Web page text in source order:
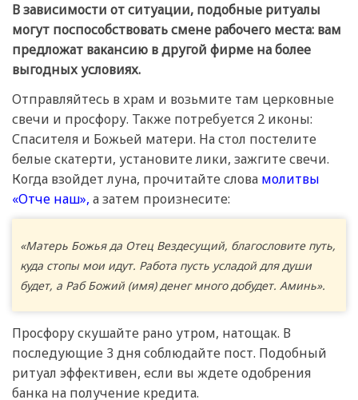
В зависимости от ситуации, подобные ритуалы
могут поспособствовать смене рабочего места: вам
предложат вакансию в другой фирме на более
выгодных условиях.
Отправляйтесь в храм и возьмите там церковные
свечи и просфору. Также потребуется 2 иконы:
Спасителя и Божьей матери. На стол постелите
белые скатерти, установите лики, зажгите свечи.
Когда взойдет луна, прочитайте слова молитвы
«Отче наш», а затем произнесите:
«Матерь Божья да Отец Вездесущий, благословите путь,
куда стопы мои идут. Работа пусть усладой для души
будет, а Раб Божий (имя) денег много добудет. Аминь».
Просфору скушайте рано утром, натощак. В
последующие 3 дня соблюдайте пост. Подобный
ритуал эффективен, если вы ждете одобрения
банка на получение кредита.